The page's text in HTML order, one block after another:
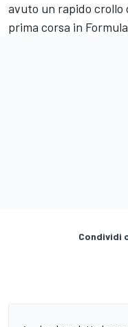
avuto un rapido crollo
prima corsa in
Condividi